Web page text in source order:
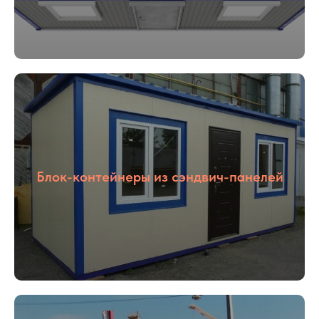
Блок-контейнеры из сэндвич-панелей